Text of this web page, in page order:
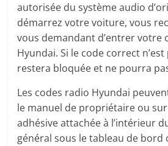
autorisée du système audio
démarrez votre voiture, vous
vous demandant d’entrer votre
Hyundai. Si le code correct
restera bloquée et ne pourra
Les codes radio Hyundai
le manuel de propriétaire ou
adhésive attachée à l’intérieur
général sous le tableau de